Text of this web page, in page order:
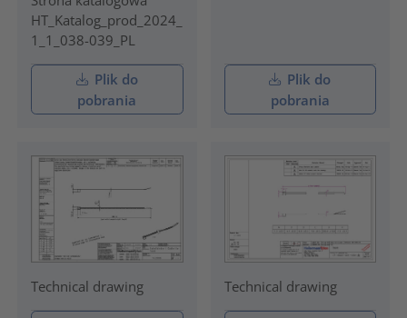
HT_Katalog_prod_2024_
1_1_038-039_PL
Plik do
pobrania
Plik do
pobrania
Technical drawing Technical drawing